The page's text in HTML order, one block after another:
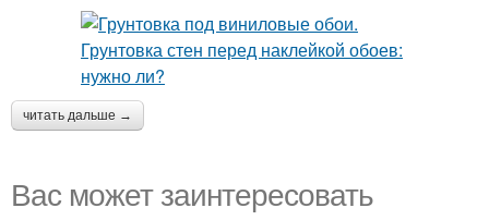
читать дальше →
Вас может заинтересовать